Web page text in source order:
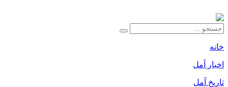
خانه
اخبار آمل
تاریخ آمل